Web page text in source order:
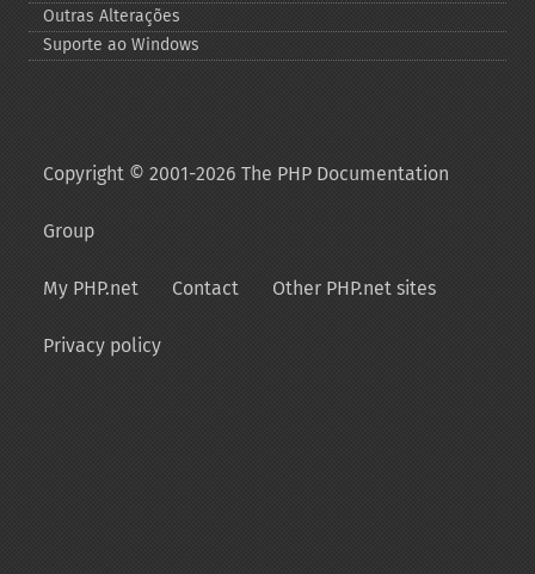
Outras Alterações
Suporte ao Windows
Copyright © 2001-2026 The PHP Documentation
Group
My PHP.net Contact Other PHP.net sites
Privacy policy